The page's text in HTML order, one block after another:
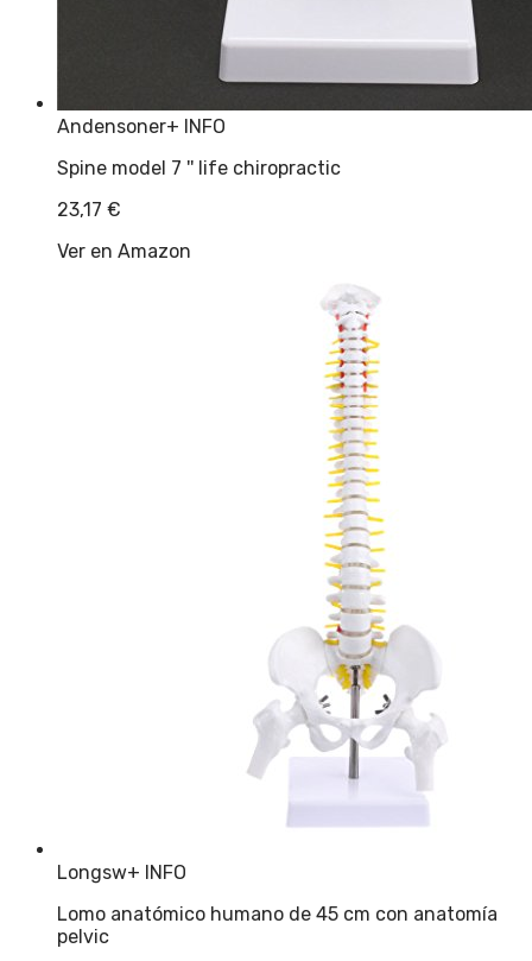
Andensoner+ INFO
Spine model 7 '' life chiropractic
23,17 €
Ver en Amazon
Longsw+ INFO
Lomo anatómico humano de 45 cm con anatomía
pelvic